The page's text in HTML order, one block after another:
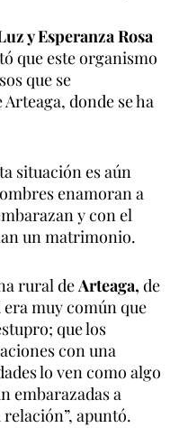
y Esperanza Rosa
que este organismo
que se
donde se ha
situación es aún
enamoran a
y con el
un matrimonio.
rural deArteaga, de
muy común que
que los
con una
lo ven como algo
embarazadas a
apuntó.